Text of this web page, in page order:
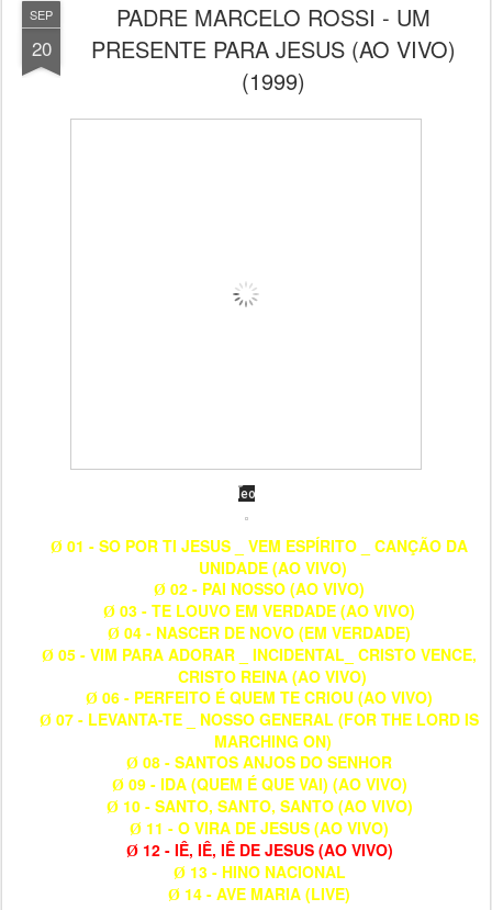
SEP
20
PADRE MARCELO ROSSI - UM
PRESENTE PARA JESUS (AO VIVO)
(1999)
Ø 01 - SO POR TI JESUS _ VEM ESPÍRITO _ CANÇÃO DA
UNIDADE (AO VIVO)
Ø 02 - PAI NOSSO (AO VIVO)
Ø 03 - TE LOUVO EM VERDADE (AO VIVO)
Ø 04 - NASCER DE NOVO (EM VERDADE)
Ø 05 - VIM PARA ADORAR _ INCIDENTAL_ CRISTO VENCE,
CRISTO REINA (AO VIVO)
Ø 06 - PERFEITO É QUEM TE CRIOU (AO VIVO)
Ø 07 - LEVANTA-TE _ NOSSO GENERAL (FOR THE LORD IS
MARCHING ON)
Ø 08 - SANTOS ANJOS DO SENHOR
Ø 09 - IDA (QUEM É QUE VAI) (AO VIVO)
Ø 10 - SANTO, SANTO, SANTO (AO VIVO)
Ø 11 - O VIRA DE JESUS (AO VIVO)
Ø 12 - IÊ, IÊ, IÊ DE JESUS (AO VIVO)
Ø 13 - HINO NACIONAL
Ø 14 - AVE MARIA (LIVE)